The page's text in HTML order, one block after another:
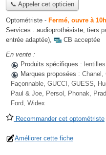
📞 Appeler cet opticien
Optométriste - Fermé, ouvre à 10h
Services : audioprothésiste, tiers
entrée adaptée),
CB acceptée
En vente :
Produits spécifiques :
Marques proposées : Chanel,
Façonnable, GUCCI, GUESS,
Paul & Joe, Persol, Phonak,
Ford, Widex
Recommander cet optométriste
Améliorer cette fiche